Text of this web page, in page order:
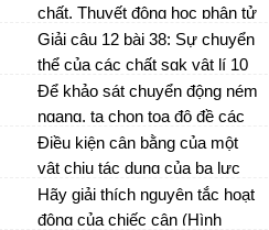
chất. Thuyết động học phân tử
chất khí sgk vật lí 10 trang 154
Giải câu 12 bài 38: Sự chuyển
thể của các chất sgk vật lí 10
trang 210
Để khảo sát chuyển động ném
ngang, ta chọn tọa độ đề các
như thế nào là thích hợp nhất?
Nêu cách phân tích chuyển
động ném ngang
Điều kiện cân bằng của một
vật chịu tác dụng của ba lực
không song song là gì?
Hãy giải thích nguyên tắc hoạt
động của chiếc cân (Hình